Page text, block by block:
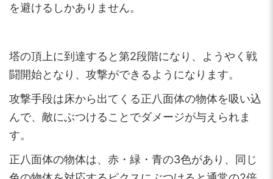
を避けるしかありません。
塔の頂上に到達すると第2段階になり、ようやく戦
闘開始となり、攻撃ができるようになります。
攻撃手段は床から出てくる正八面体の物体を吸い込
んで、敵にぶつけることでダメージが与えられま
す。
正八面体の物体は、赤・緑・青の3色があり、同じ